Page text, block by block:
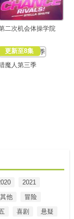
二次机会体操学院
更新至8集
魔人第三季
2021
其他
冒险
喜剧
悬疑